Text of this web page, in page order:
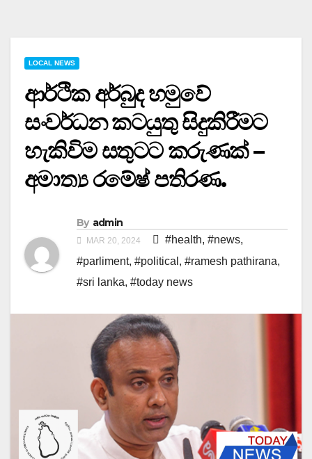
LOCAL NEWS
ආර්ථික අර්බුද හමුවේ
සංවර්ධන කටයුතු සිදුකිරීමට
හැකිවිම සතුටට කරුණක් –
අමාත්‍ය රමේෂ් පතිරණ.
By admin
MAR 20, 2024 #health, #news,
#parliment, #political , #ramesh pathirana,
#sri lanka, #today news